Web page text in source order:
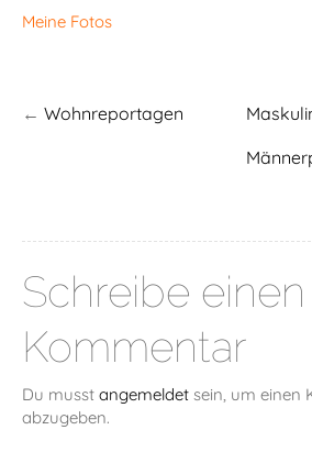
Meine Fotos
← Wohnreportagen
Schreibe einen
Kommentar
Du musst angemeldet sein, um einen
abzugeben.